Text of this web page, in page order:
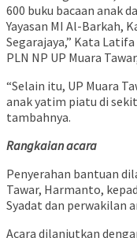
600 buku bacaan anak
Yayasan MI Al-Barkah,
Segarajaya,” Kata
PLN NP UP Muara
“Selain itu, UP Muara
anak yatim piatu di
tambahnya.
Rangkaian acara
Penyerahan bantuan
Tawar, Harmanto,
Syadat dan perwakilan
Acara dilanjutkan